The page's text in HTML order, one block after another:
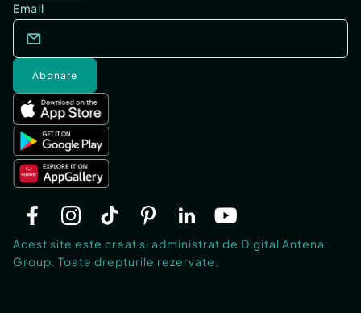
Email
Abonare
Acest site este creat si administrat de Digital Antena
Group. Toate drepturile rezervate.